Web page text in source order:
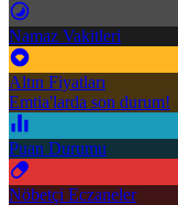
Namaz Vakitleri
Altın Fiyatları
Emtia'larda son durum!
Puan Durumu
Nöbetçi Eczaneler